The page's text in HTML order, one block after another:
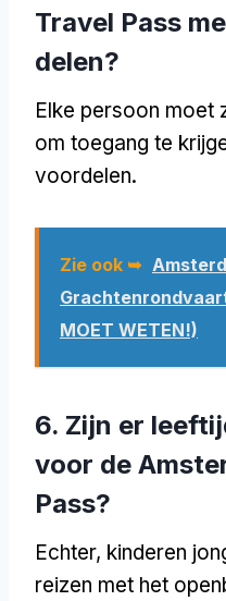
Travel Pass
delen?
Elke persoon moet
om toegang te
voordelen.
Zie ook ➥
Grachtenrondvaart
MOET WETEN!)
6. Zijn er
voor de
Pass?
Echter, kinderen
reizen met het